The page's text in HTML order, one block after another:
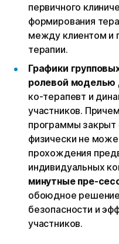
первичного
формирования
между клиентом и
терапии.
Графики
ролевой моделью
ко-терапевт и
участников.
программы
физически не
прохождения
индивидуальных
минутные пре-
обоюдное
безопасности и
участников.